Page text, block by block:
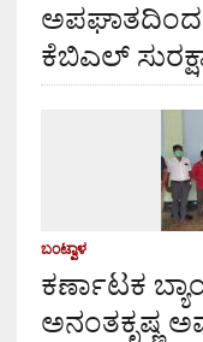
ಅಪಘಾತದಿಂದ
ಕೆಬಿಎಲ್
ಬಂಟ್ವಾಳ
ಕರ್ಣಾಟಕ
ಅನಂತಕೃಷ್ಣ